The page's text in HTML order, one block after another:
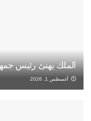
الملك يهنئ رئيس
أغسطس 1, 2026